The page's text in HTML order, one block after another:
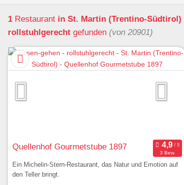
1 Restaurant in St. Martin (Trentino-Südtirol)
rollstuhlgerecht gefunden (von 20901)
Quellenhof Gourmetstube 1897
3 Bew.
Ein Michelin-Stern-Restaurant, das Natur und Emotion auf
den Teller bringt.